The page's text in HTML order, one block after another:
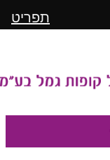
תפריט